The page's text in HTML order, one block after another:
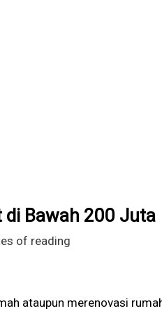
di Bawah 200 Juta
of reading
ataupun merenovasi